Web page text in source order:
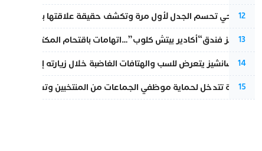
12
نورا فتحي تحسم الجدل لأول مرة وتكشف حقيقة علاقتها بياسين بونو
13
أزمة تهز فندق“أكادير بيتش كلوب”…اتهامات باقتحام المكتب النقابي
14
بيدرو سانشيز يتعرض للسب والهتافات الغاضبة خلال زيارته إلى سبتة
15
الداخلية تتدخل لحماية موظفي الجماعات من المنتخبين وتسحب ملف